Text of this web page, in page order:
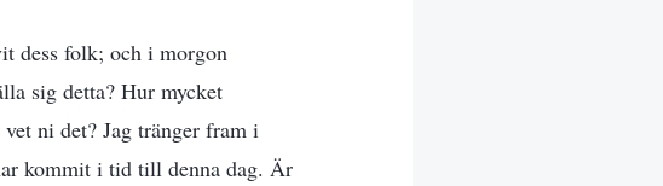
dess folk; och i morgon
sig detta? Hur mycket
ni det? Jag tränger fram i
kommit i tid till denna dag. Är